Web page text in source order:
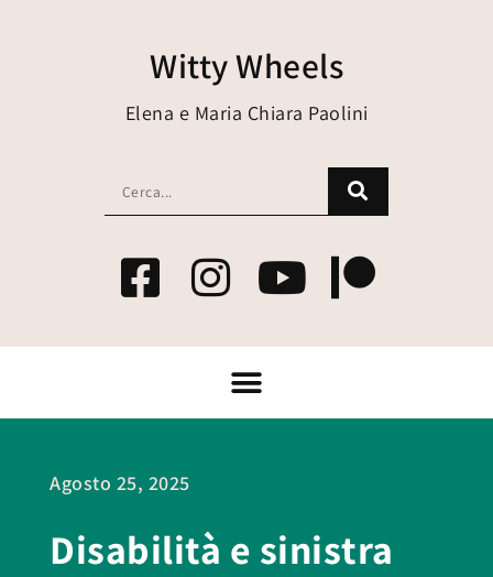
Witty Wheels
Elena e Maria Chiara Paolini
Agosto 25, 2025
Disabilità e sinistra